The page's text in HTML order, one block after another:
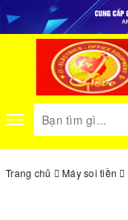
Toggle
navigation
Trang chủ Máy soi tiền